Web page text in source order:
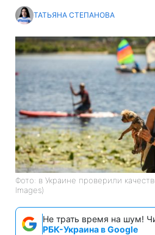
ТАТЬЯНА СТЕПАНОВА
Фото: в Украине проверили
Images)
Не трать время на шум!
РБК-Украина в Google